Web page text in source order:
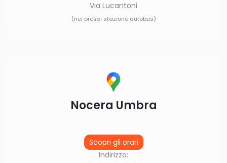
Via Lucantoni
(nei pressi stazione autobus)
Nocera Umbra
Scopri gli orari
Indirizzo: